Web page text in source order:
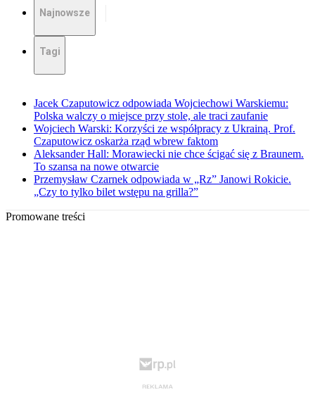
Najnowsze
Tagi
Jacek Czaputowicz odpowiada Wojciechowi Warskiemu:
Polska walczy o miejsce przy stole, ale traci zaufanie
Wojciech Warski: Korzyści ze współpracy z Ukrainą. Prof.
Czaputowicz oskarża rząd wbrew faktom
Aleksander Hall: Morawiecki nie chce ścigać się z Braunem.
To szansa na nowe otwarcie
Przemysław Czarnek odpowiada w „Rz” Janowi Rokicie.
„Czy to tylko bilet wstępu na grilla?”
Promowane treści